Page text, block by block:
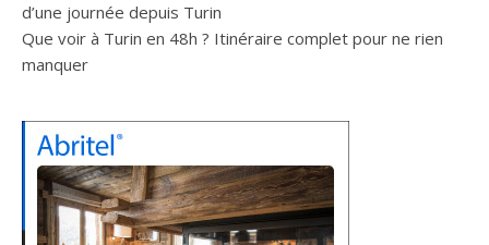
d’une journée depuis Turin
Que voir à Turin en 48h ? Itinéraire complet pour ne rien
manquer